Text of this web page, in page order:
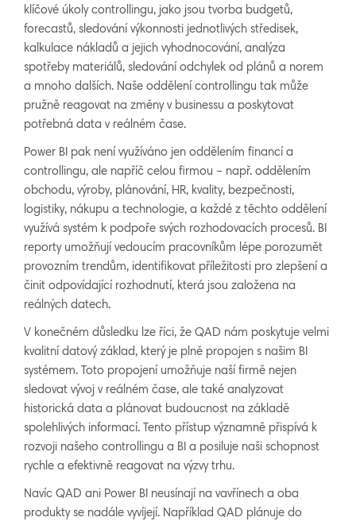
klíčové úkoly controllingu, jako jsou tvorba budgetů,
forecastů, sledování výkonnosti jednotlivých středisek,
kalkulace nákladů a jejich vyhodnocování, analýza
spotřeby materiálů, sledování odchylek od plánů a norem
a mnoho dalších. Naše oddělení controllingu tak může
pružně reagovat na změny v businessu a poskytovat
potřebná data v reálném čase.
Power BI pak není využíváno jen oddělením financí a
controllingu, ale napříč celou firmou – např. oddělením
obchodu, výroby, plánování, HR, kvality, bezpečnosti,
logistiky, nákupu a technologie, a každé z těchto oddělení
využívá systém k podpoře svých rozhodovacích procesů. BI
reporty umožňují vedoucím pracovníkům lépe porozumět
provozním trendům, identifikovat příležitosti pro zlepšení a
činit odpovídající rozhodnutí, která jsou založena na
reálných datech.
V konečném důsledku lze říci, že QAD nám poskytuje velmi
kvalitní datový základ, který je plně propojen s našim BI
systémem. Toto propojení umožňuje naší firmě nejen
sledovat vývoj v reálném čase, ale také analyzovat
historická data a plánovat budoucnost na základě
spolehlivých informací. Tento přístup významně přispívá k
rozvoji našeho controllingu a BI a posiluje naši schopnost
rychle a efektivně reagovat na výzvy trhu.
Navíc QAD ani Power BI neusínají na vavřínech a oba
produkty se nadále vyvíjejí. Například QAD plánuje do